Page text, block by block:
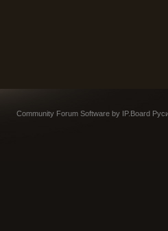
Community Forum Software by IP.Board